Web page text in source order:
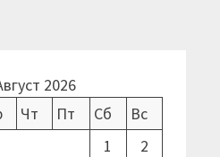
2026
Чт Пт Сб
Вс
1
2